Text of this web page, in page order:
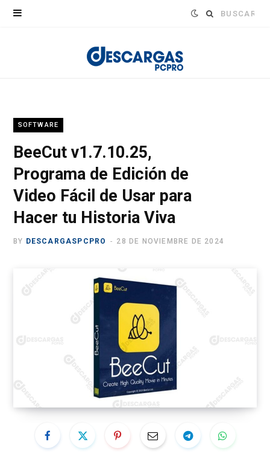
Buscar:
SOFTWARE
BeeCut v1.7.10.25,
Programa de Edición de
Video Fácil de Usar para
Hacer tu Historia Viva
BY DESCARGASPCPRO 28 DE NOVIEMBRE DE 2024